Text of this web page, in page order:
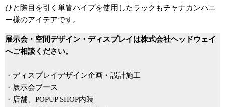
ひと際目を引く単管パイプを使用したラックもチャナカンパニ
ー様のアイデアです。
展示会・空間デザイン・ディスプレイは株式会社ヘッドウェイ
へご相談ください。
・ディスプレイデザイン企画・設計施工
・展示会ブース
・店舗、POPUP SHOP内装